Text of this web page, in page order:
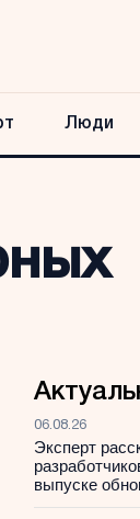
Люди
06.08.26
Эксперт
выпуске